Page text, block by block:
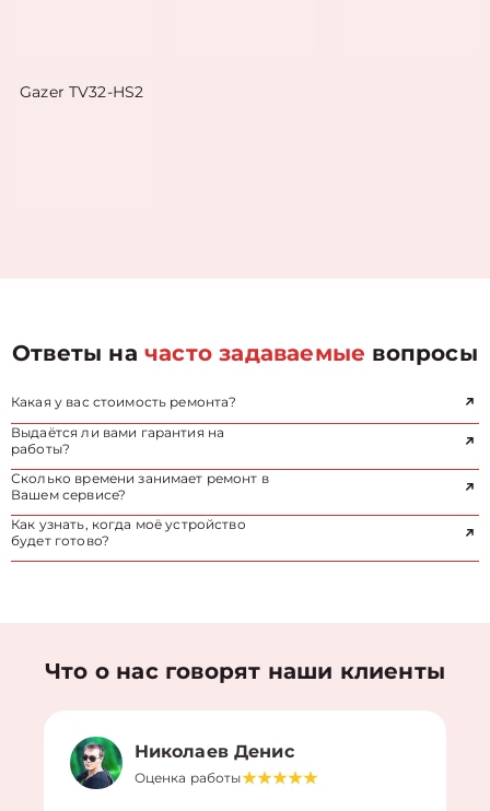
Gazer TV32-HS2
Ответы начасто задаваемые вопросы
Какая у вас стоимость ремонта?
Выдаётся ли вами гарантия на
работы?
Сколько времени занимает ремонт в
Вашем сервисе?
Как узнать, когда моё устройство
будет готово?
Что о нас говорят наши клиенты
Николаев Денис
Оценка работы